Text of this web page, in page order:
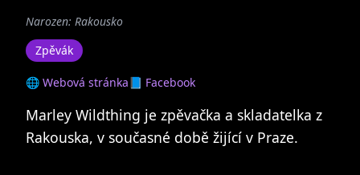
Narozen: Rakousko
Zpěvák
🌐 Webová stránka📘 Facebook
Marley Wildthing je zpěvačka a skladatelka z
Rakouska, v současné době žijící v Praze.